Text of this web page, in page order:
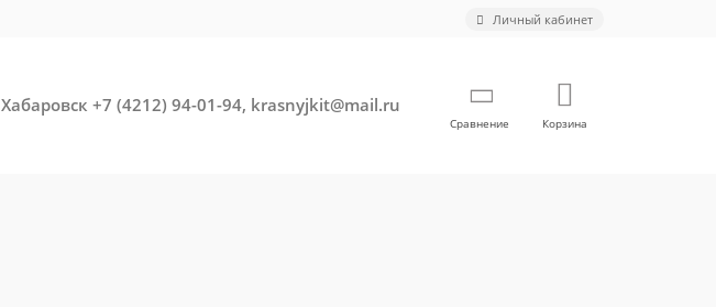
Личный кабинет
Хабаровск +7 (4212) 94-01-94, krasnyjkit@mail.ru
Сравнение Корзина